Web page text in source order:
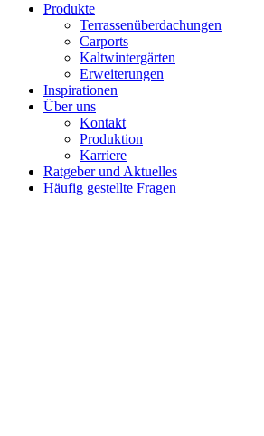
Produkte
Terrassenüberdachungen
Carports
Kaltwintergärten
Erweiterungen
Inspirationen
Über uns
Kontakt
Produktion
Karriere
Ratgeber und Aktuelles
Häufig gestellte Fragen